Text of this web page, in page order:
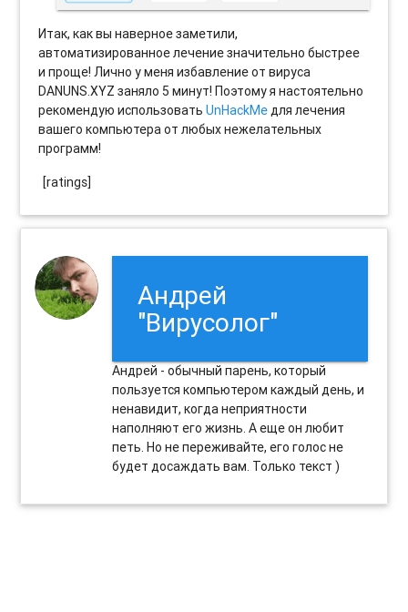
Итак, как вы наверное заметили,
автоматизированное лечение значительно быстрее
и проще! Лично у меня избавление от вируса
DANUNS.XYZ заняло 5 минут! Поэтому я настоятельно
рекомендую использоватьUnHackMeдля лечения
вашего компьютера от любых нежелательных
программ!
[ratings]
Андрей
"Вирусолог"
Андрей - обычный парень, который
пользуется компьютером каждый день, и
ненавидит, когда неприятности
наполняют его жизнь. А еще он любит
петь. Но не переживайте, его голос не
будет досаждать вам. Только текст )